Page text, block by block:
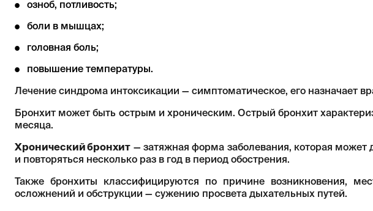
озноб, потливость;
боли в мышцах;
головная боль;
повышение температуры.
Лечение синдрома интоксикации — симптоматическое, его назначает
Бронхит может быть острым и хроническим. Острый бронхит
месяца.
Хронический бронхит — затяжная форма заболевания, которая может
и повторяться несколько раз в год в период обострения.
Также бронхиты классифицируются по причине возникновения,
осложнений и обструкции — сужению просвета дыхательных путей.